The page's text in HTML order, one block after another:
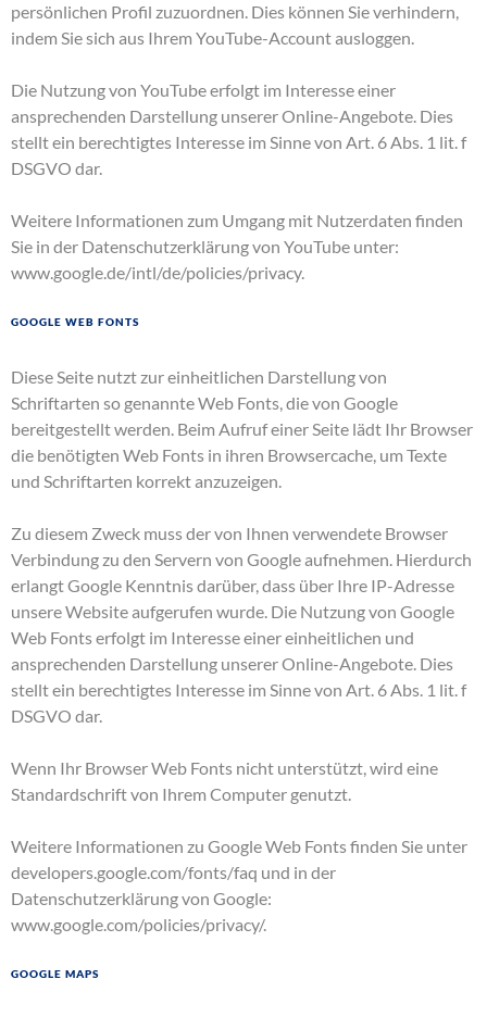
persönlichen Profil zuzuordnen. Dies können Sie verhindern,
indem Sie sich aus Ihrem YouTube-Account ausloggen.
Die Nutzung von YouTube erfolgt im Interesse einer
ansprechenden Darstellung unserer Online-Angebote. Dies
stellt ein berechtigtes Interesse im Sinne von Art. 6 Abs. 1 lit. f
DSGVO dar.
Weitere Informationen zum Umgang mit Nutzerdaten finden
Sie in der Datenschutzerklärung von YouTube unter:
www.google.de/intl/de/policies/privacy.
Google Web Fonts
Diese Seite nutzt zur einheitlichen Darstellung von
Schriftarten so genannte Web Fonts, die von Google
bereitgestellt werden. Beim Aufruf einer Seite lädt Ihr Browser
die benötigten Web Fonts in ihren Browsercache, um Texte
und Schriftarten korrekt anzuzeigen.
Zu diesem Zweck muss der von Ihnen verwendete Browser
Verbindung zu den Servern von Google aufnehmen. Hierdurch
erlangt Google Kenntnis darüber, dass über Ihre IP-Adresse
unsere Website aufgerufen wurde. Die Nutzung von Google
Web Fonts erfolgt im Interesse einer einheitlichen und
ansprechenden Darstellung unserer Online-Angebote. Dies
stellt ein berechtigtes Interesse im Sinne von Art. 6 Abs. 1 lit. f
DSGVO dar.
Wenn Ihr Browser Web Fonts nicht unterstützt, wird eine
Standardschrift von Ihrem Computer genutzt.
Weitere Informationen zu Google Web Fonts finden Sie unter
developers.google.com/fonts/faq und in der
Datenschutzerklärung von Google:
www.google.com/policies/privacy/.
Google Maps